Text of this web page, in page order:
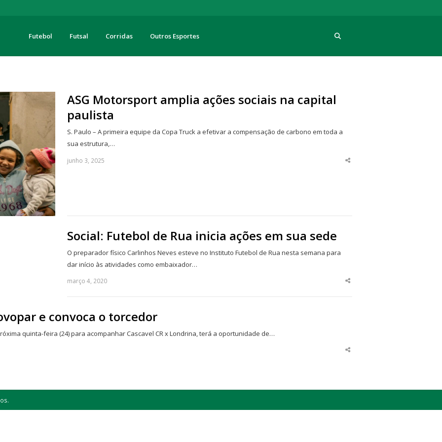
Futebol Futsal Corridas Outros Esportes
ASG Motorsport amplia ações sociais na capital
paulista
S. Paulo – A primeira equipe da Copa Truck a efetivar a compensação de carbono em toda a
sua estrutura,…
junho 3, 2025
Share
Social: Futebol de Rua inicia ações em sua sede
O preparador físico Carlinhos Neves esteve no Instituto Futebol de Rua nesta semana para
dar início às atividades como embaixador…
março 4, 2020
Share
e convoca o torcedor
quinta-feira (24) para acompanhar Cascavel CR x Londrina, terá a oportunidade de…
Share